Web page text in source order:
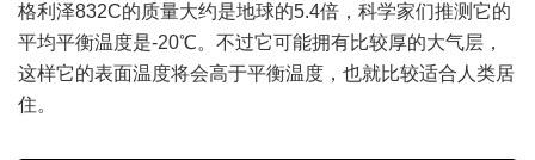
格利泽832C的质量大约是地球的5.4倍，科学家们推测它的
平均平衡温度是-20℃。不过它可能拥有比较厚的大气层，
这样它的表面温度将会高于平衡温度，也就比较适合人类居
住。